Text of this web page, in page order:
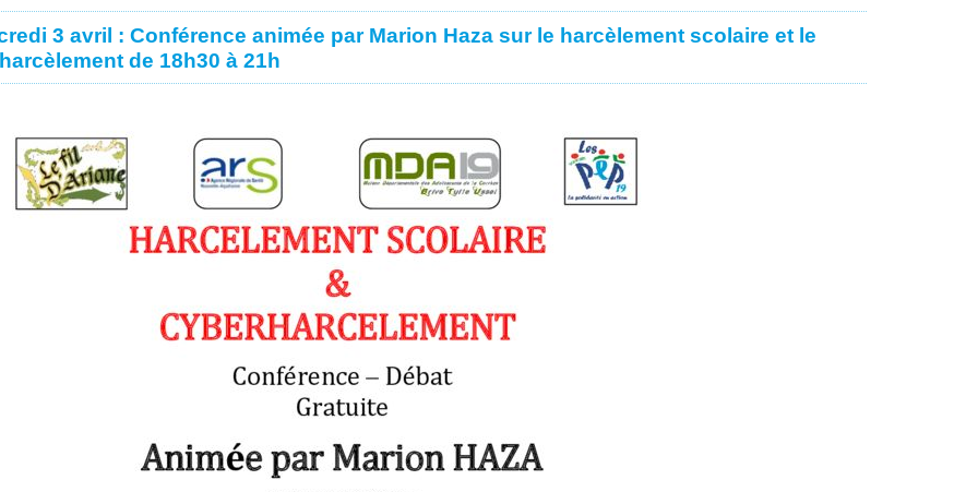
3 avril : Conférence animée par Marion Haza sur le harcèlement scolaire et le
de 18h30 à 21h